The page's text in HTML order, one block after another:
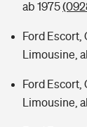
ab 1975
Ford Escort,
Limousine,
Ford Escort,
Limousine,